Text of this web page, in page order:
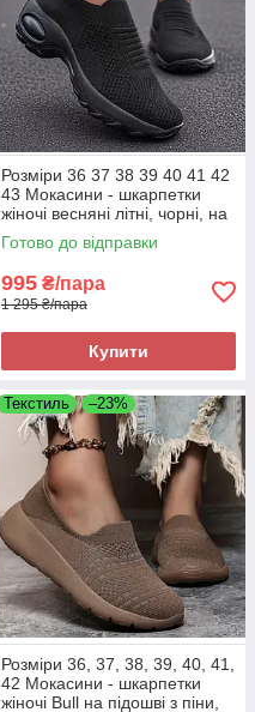
Розміри 36 37 38 39 40 41 42
43 Мокасини - шкарпетки
жіночі весняні літні, чорні, на
підошві з піни, текстиль, легкі
та зручні
Готово до відправки
995 ₴/пара
1 295 ₴/пара
Купити
Текстиль –23%
Розміри 36, 37, 38, 39, 40, 41,
42 Мокасини - шкарпетки
жіночі Bull на підошві з піни,